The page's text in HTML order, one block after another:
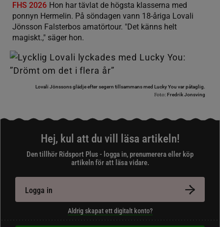
FHS 2026 Hon har tävlat de högsta klasserna med
ponnyn Hermelin. På söndagen vann 18-åriga Lovali
Jönsson Falsterbos amatörtour. "Det känns helt
magiskt.," säger hon.
Lovali Jönssons glädje efter segern tillsammans med Lucky You var påtaglig.
Foto: Fredrik Jonsving
Hej, kul att du vill läsa artikeln!
Den tillhör Ridsport Plus - logga in, prenumerera eller köp
artikeln för att läsa vidare.
Logga in
Aldrig skapat ett digitalt konto?